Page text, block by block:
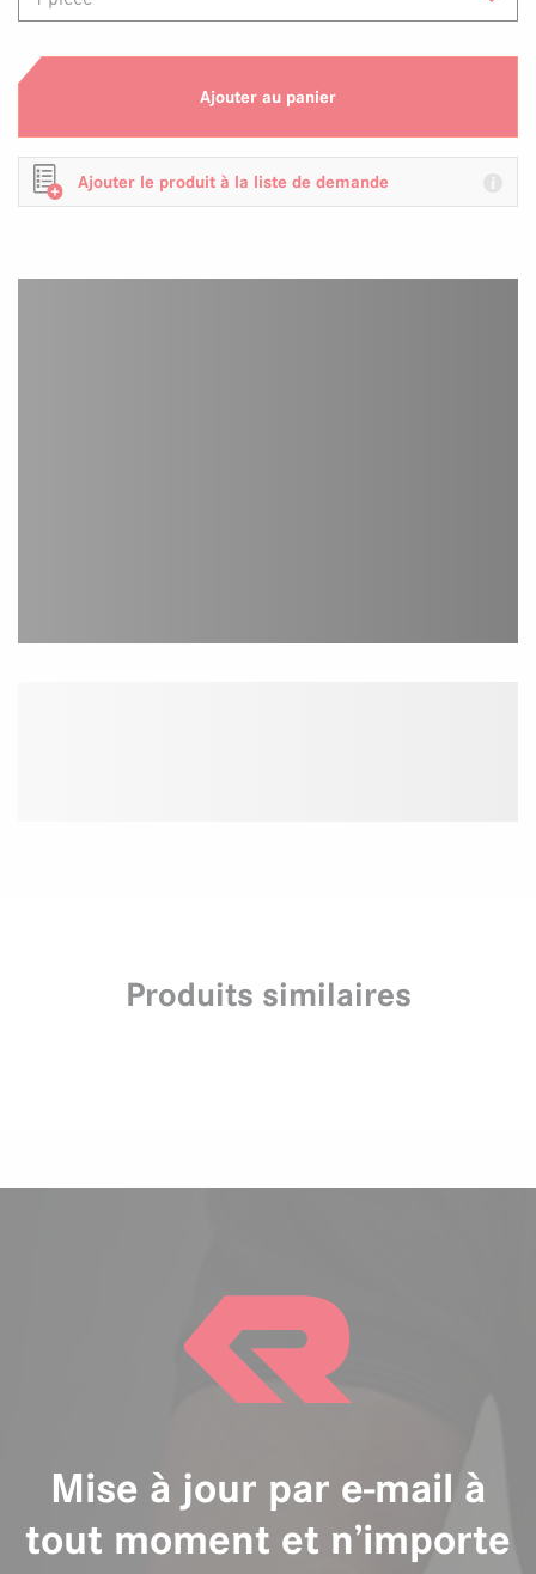
Ajouter au panier
Ajouter le produit à la liste de demande
Produits similaires
Mise à jour par e-mail à
tout moment et n’importe